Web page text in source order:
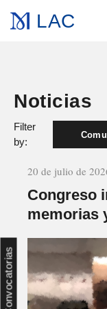
LAC
Noticias
Filter
by:
20 de julio de
Congreso
memorias
Convocatorias